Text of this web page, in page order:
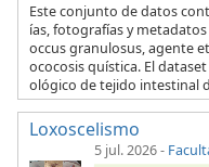
Este conjunto de datos
ías, fotografías y
occus granulosus, agente
ococosis quística. El
ológico de tejido intestinal
Loxoscelismo
5 jul. 2026-